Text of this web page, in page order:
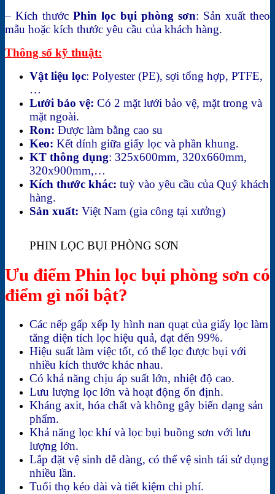
– Kích thướcPhin lọc bụi phòng sơn: Sản xuất theo
mẫu hoặc kích thước yêu cầu của khách hàng.
Thông số kỹ thuật:
Vật liệu lọc: Polyester (PE), sợi tổng hợp, PTFE,
…
Lưới bảo vệ: Có 2 mặt lưới bảo vệ, mặt trong và
mặt ngoài.
Ron: Được làm bằng cao su
Keo: Kết dính giữa giấy lọc và phần khung.
KT thông dụng: 325x600mm, 320x660mm,
320x900mm,…
Kích thước khác: tuỳ vào yêu cầu của Quý khách
hàng.
Sản xuất: Việt Nam (gia công tại xưởng)
PHIN LỌC BỤI PHÒNG SƠN
Ưu điểm Phin lọc bụi phòng sơn có
điểm gì nổi bật?
Các nếp gấp xếp ly hình nan quạt của giấy lọc làm
tăng diện tích lọc hiệu quả, đạt đến 99%.
Hiệu suất làm việc tốt, có thể lọc được bụi với
nhiều kích thước khác nhau.
Có khả năng chịu áp suất lớn, nhiệt độ cao.
Lưu lượng lọc lớn và hoạt động ổn định.
Kháng axit, hóa chất và không gây biến dạng sản
phẩm.
Khả năng lọc khí và lọc bụi buồng sơn với lưu
lượng lớn.
Lắp đặt vệ sinh dễ dàng, có thể vệ sinh tái sử dụng
nhiều lần.
Tuổi thọ kéo dài và tiết kiệm chi phí.